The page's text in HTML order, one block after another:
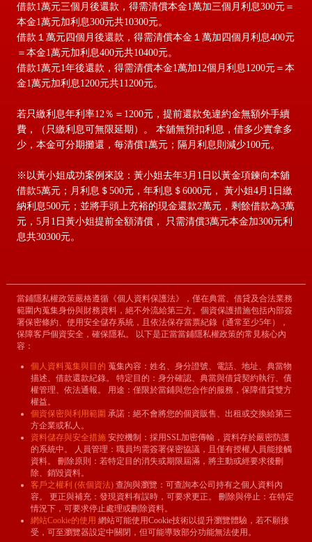
借款1萬元三個月後還款，得需清償本金1萬加三個月利息300元＝
本金1萬元加利息300元共10300元。
借款１萬元四個月後還款，得需清償本金１萬加四個月利息400元
＝本金1萬元加利息400元共10400元。
借款1萬元1年後還款，得需清償本金1萬加12個月利息1200元＝本
金1萬元加利息1200元共11200元。
若只繳利息年利率12％＝1200元，提前還款免違約金無額外手續
費，（只繳利息可無限延期）。 本舖無預扣利息，借多少實拿多
少，本金可分期攤還，每清償1萬元；隔月利息則減少100元。
※以黃小姐成功案例來說：黃小姐去年3月1日以黃金項鍊向本舖
借款5萬元；月利息＄500元，年利息＄6000元， 黃小姐4月1日繳
納利息500元；並將手頭上充裕的現金還款2萬元，剩餘借款為3萬
元，5月1日黃小姐提前全額清償， 只需清償3萬元本金加300元利
息共30300元。
當鋪隱私權政策嚴格遵循《個人資料保護法》，僅在典當、借貸及合法業務
範圍內蒐集身份與財務資料，絕不外流給第三方。個資保護措施包括內部簽
署保密條約、使用安全儲存系統，且依法保存當票紀錄（通常至少5年），
保障客戶個資安全，確保隱私。 以下是正當當鋪隱私權政策的常見核心內
容：
個人資料蒐集與目的 蒐集內容：姓名、身分證號、電話、地址、典當物
描述、借款還款紀錄。 特定目的：身分確認、典當與借貸契約執行、債
權管理、依法通報。 用途：僅限於當鋪與您合作的服務，保障借貸雙方
權益。
個資保密與利用範圍 承諾：絕不會將您的個資販售、出租或交換給第三
方企業或私人。
資料儲存與安全措施安控機制：採用SSL加密傳輸，資料存於嚴密防護
的系統中。 人員管理：職員均需簽署保密協議，且僅有授權人員能接觸
資料。 刪除原則：若特定目的消失或期限屆滿，將主動或經要求後刪
除、銷毀資料。
客戶之權利 (依個資法)查詢與瀏覽：可查詢本公司持有之個人資料內
容。 更正與補充：發現資料有誤時，可要求更正。 刪除與停止：在特定
情況下，可要求停止處理或刪除資料。
網站Cookie的使用 網站可能使用Cookie技術以提升瀏覽體驗，若不願接
受，可至瀏覽器設定中關閉，但可能導致部分功能無法使用。